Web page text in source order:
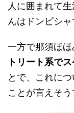
人に囲まれて
んはドンピシ
一方で那須ほ
トリート系で
とで、これに
ことが言えそう